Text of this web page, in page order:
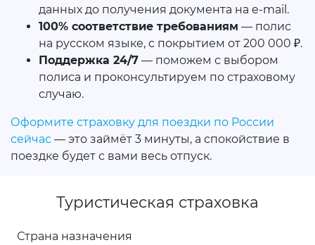
данных до получения документа на e-mail.
100% соответствие требованиям — полис
на русском языке, с покрытием от 200 000 ₽.
Поддержка 24/7 — поможем с выбором
полиса и проконсультируем по страховому
случаю.
Оформите страховку для поездки по России
сейчас — это займёт 3 минуты, а спокойствие в
поездке будет с вами весь отпуск.
Туристическая страховка
Страна назначения